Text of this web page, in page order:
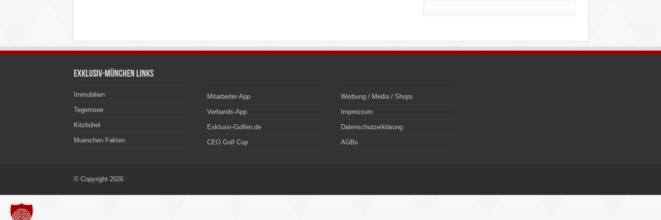
Exklusiv-München Links
Immobilien
Tegernsee
Kitzbühel
Muenchen Fakten
Mitarbeiter-App
Verbands-App
Exklusiv-Golfen.de
CEO Golf Cup
Werbung / Media / Shops
Impressum
Datenschutzerklärung
AGBs
© Copyright 2026